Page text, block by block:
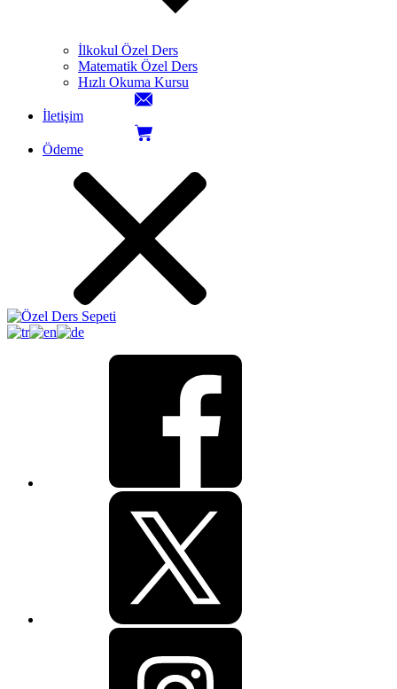
İlkokul Özel Ders
Matematik Özel Ders
Hızlı Okuma Kursu
İletişim
Ödeme